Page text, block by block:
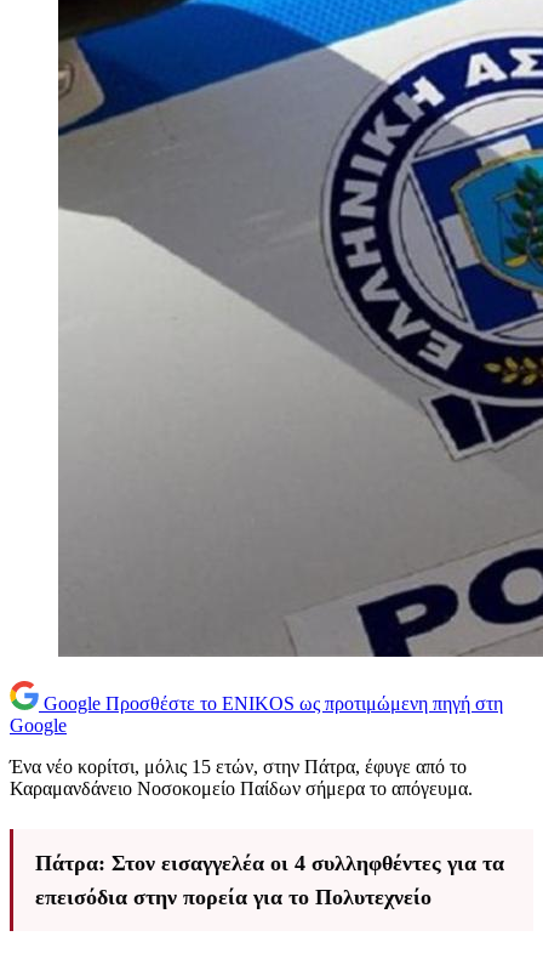
Google Προσθέστε το ENIKOS ως προτιμώμενη πηγή στη
Google
Ένα νέο κορίτσι, μόλις 15 ετών, στην Πάτρα, έφυγε από το
Καραμανδάνειο Νοσοκομείο Παίδων σήμερα το απόγευμα.
Πάτρα: Στον εισαγγελέα οι 4 συλληφθέντες για τα
επεισόδια στην πορεία για το Πολυτεχνείο